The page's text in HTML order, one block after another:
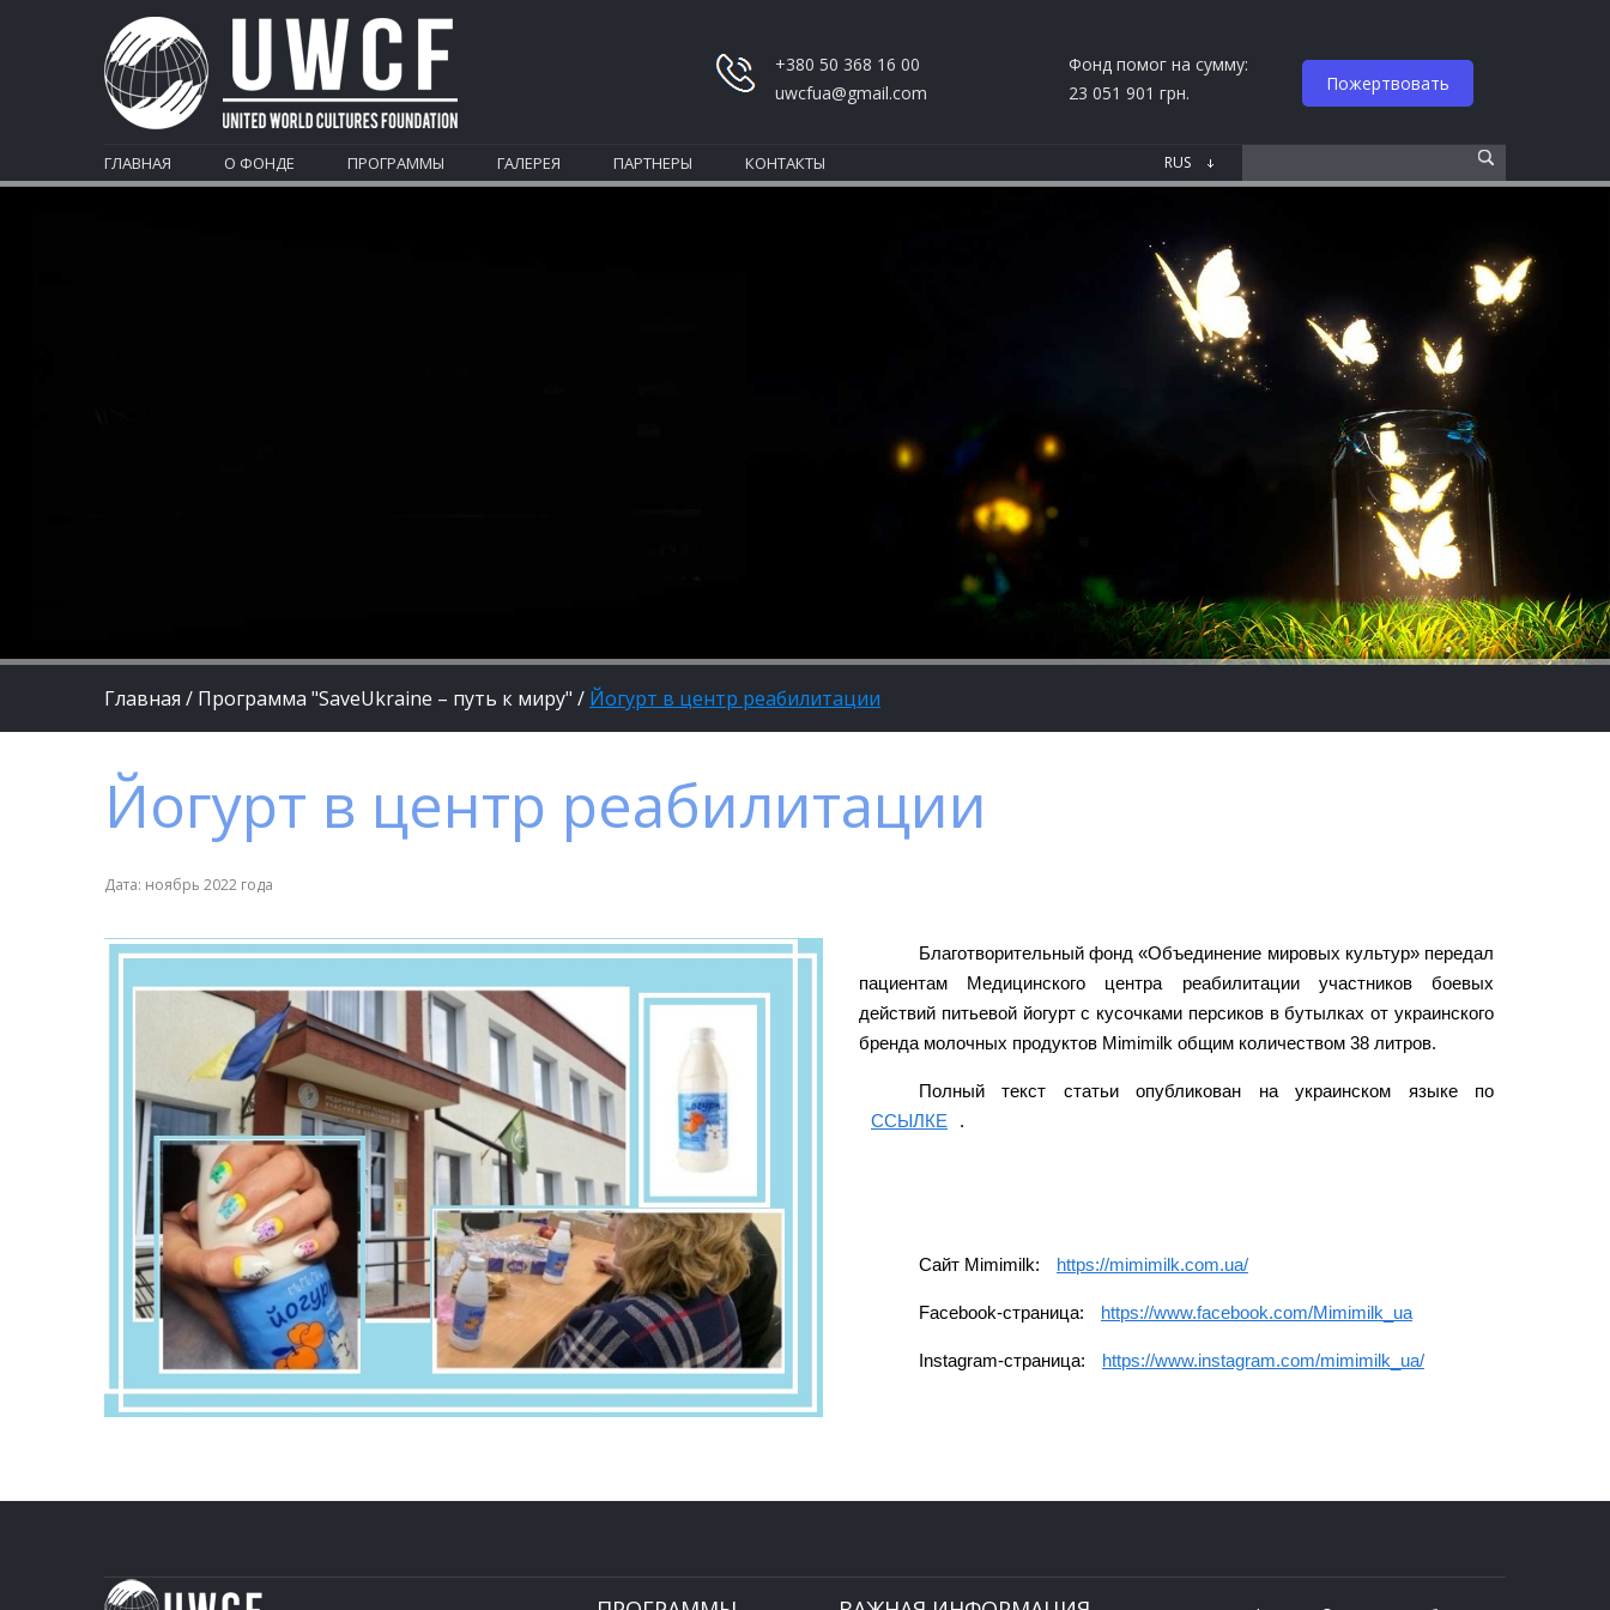
+380 50 368 16 00
uwcfua@gmail.com
Фонд помог на сумму:
23 051 901 грн.
Пожертвовать
ГЛАВНАЯ О ФОНДЕ ПРОГРАММЫ ГАЛЕРЕЯ ПАРТНЕРЫ КОНТАКТЫ
Главная / Программа "SaveUkraine – путь к миру" / Йогурт в центр реабилитации
Йогурт в центр реабилитации
Дата: ноябрь 2022 года
Благотворительный фонд «Объединение мировых культур» передал
пациентам Медицинского центра реабилитации участников боевых
действий питьевой йогурт с кусочками персиков в бутылках от украинского
бренда молочных продуктов Mimimilk общим количеством 38 литров.
Полный текст статьи опубликован на украинском языке по
ССЫЛКЕ
.
Сайт Mimimilk: https://mimimilk.com.ua/
Facebook-страница: https://www.facebook.com/Mimimilk_ua
Instagram-страница: https://www.instagram.com/mimimilk_ua/